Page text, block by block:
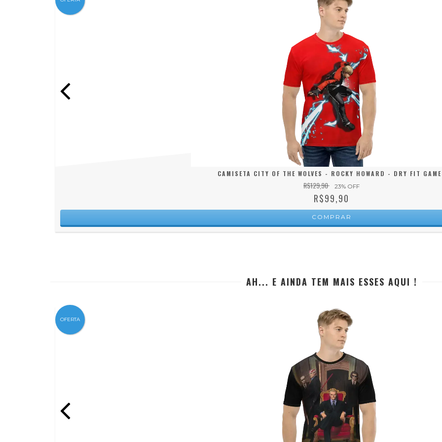
CAMISETA CITY OF THE WOLVES - ROCKY HOWARD - DRY FIT
R$129,90 23% OFF
R$99,90
COMPRAR
AH... E AINDA TEM MAIS ESSES AQUI !
OFERTA